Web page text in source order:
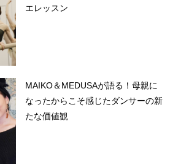
エレッスン
MAIKO＆MEDUSAが語る！母親に
なったからこそ感じたダンサーの新
たな価値観